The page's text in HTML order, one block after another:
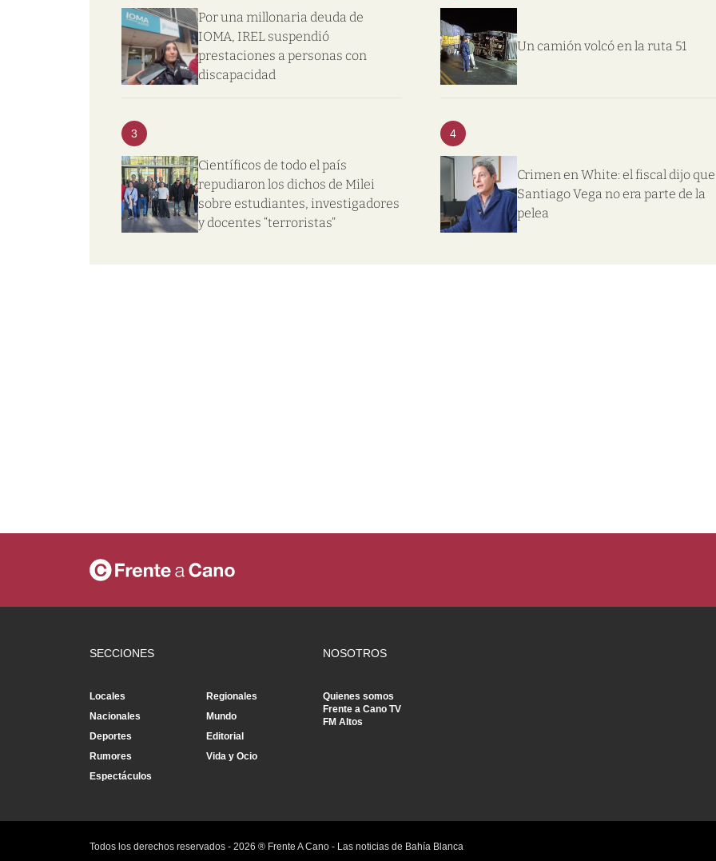
Por una millonaria deuda de
IOMA, IREL suspendió
prestaciones a personas con
discapacidad
Un camión volcó en la ruta 51
3
Científicos de todo el país
repudiaron los dichos de Milei
sobre estudiantes, investigadores
y docentes “terroristas”
4
Crimen en White: el fiscal dijo que
Santiago Vega no era parte de la
pelea
SECCIONES
Locales
Regionales
Nacionales
Mundo
Deportes
Editorial
Rumores
Vida y Ocio
Espectáculos
NOSOTROS
Quienes somos
Frente a Cano TV
FM Altos
Todos los derechos reservados - 2026 ® Frente A Cano - Las noticias de Bahía Blanca